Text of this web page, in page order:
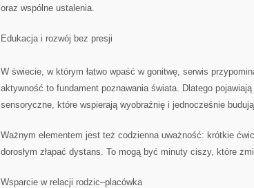
oraz wspólne ustalenia.
Edukacja i rozwój bez presji
W świecie, w którym łatwo wpaść w gonitwę, serwis
aktywność to fundament poznawania świata. Dlatego
sensoryczne, które wspierają wyobraźnię i jednocześnie
Ważnym elementem jest też codzienna uważność: krótkie
dorosłym złapać dystans. To mogą być minuty ciszy, które
Wsparcie w relacji rodzic–placówka